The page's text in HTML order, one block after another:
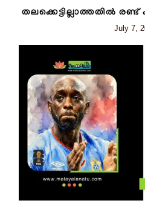
തലക്കെട്ടില്ലാത്തതിൽ രണ്ട്
July 7,